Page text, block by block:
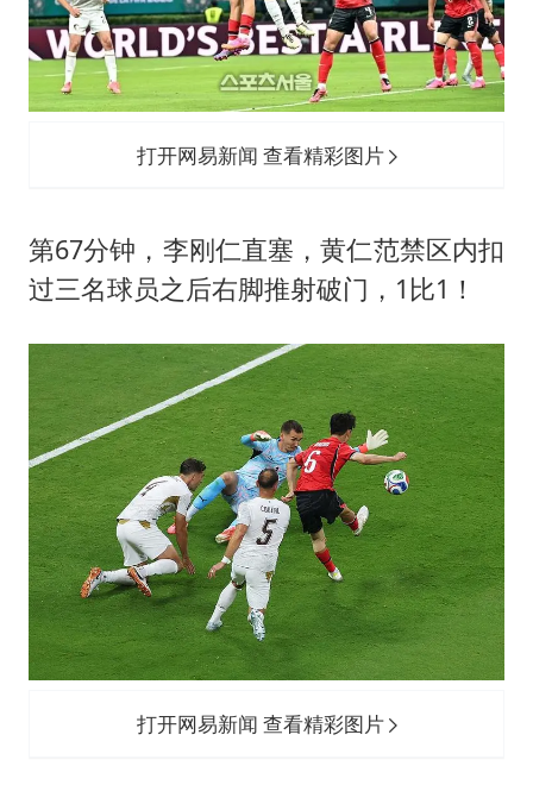
打开网易新闻 查看精彩图片
第67分钟，李刚仁直塞，黄仁范禁区内扣
过三名球员之后右脚推射破门，1比1！
打开网易新闻 查看精彩图片